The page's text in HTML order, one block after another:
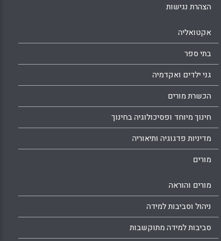
הצהרת נגישות
אקטואליה
בתי ספר
גני ילדים ואקדמיה
הכשרת מורים
חינוך מיוחד ופסיכולוגיה בחינוך
מדיניות פדגוגיה ותיאוריה
מורים
מורים והוראה
ניהול וסביבות למידה
סביבות למידה מתוקשבות